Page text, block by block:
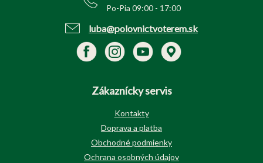
Po-Pia 09:00 - 17:00
luba@polovnictvoterem.sk
Zákaznícky servis
Kontakty
Doprava a platba
Obchodné podmienky
Ochrana osobných údajov